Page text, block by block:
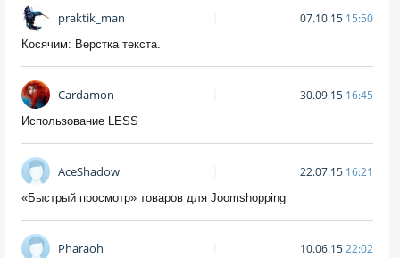
praktik_man 07.10.15 15:50
Косячим: Верстка текста.
Cardamon 30.09.15 16:45
Использование LESS
AceShadow 22.07.15 16:21
«Быстрый просмотр» товаров для Joomshopping
Pharaoh 10.06.1522:02